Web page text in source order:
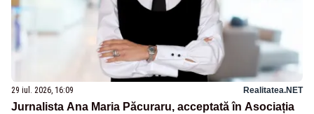
29 iul. 2026, 16:09 Realitatea.NET
Jurnalista Ana Maria Păcuraru, acceptată în Asociația